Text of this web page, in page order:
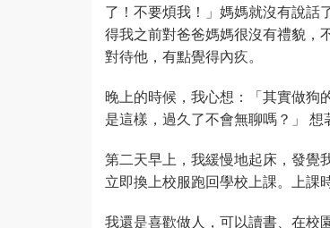
了！不要煩我！」媽媽就沒有說話
得我之前對爸爸媽媽很沒有禮貌，
對待他，有點覺得內疚。
晚上的時候，我心想：「其實做狗
是這樣，過久了不會無聊嗎？」 想
第二天早上，我緩慢地起床，發覺
立即換上校服跑回學校上課。上課
我還是喜歡做人，可以讀書、在校